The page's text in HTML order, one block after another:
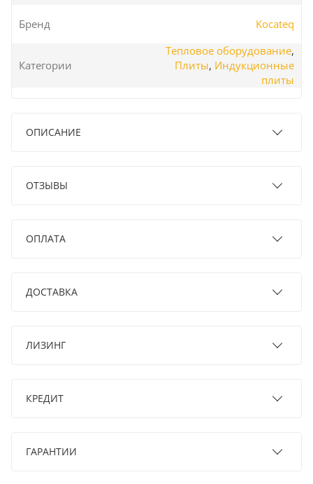
Бренд Kocateq
Категории
Тепловое оборудование,
Плиты, Индукционные
плиты
ОПИСАНИЕ
ОТЗЫВЫ
ОПЛАТА
ДОСТАВКА
ЛИЗИНГ
КРЕДИТ
ГАРАНТИИ